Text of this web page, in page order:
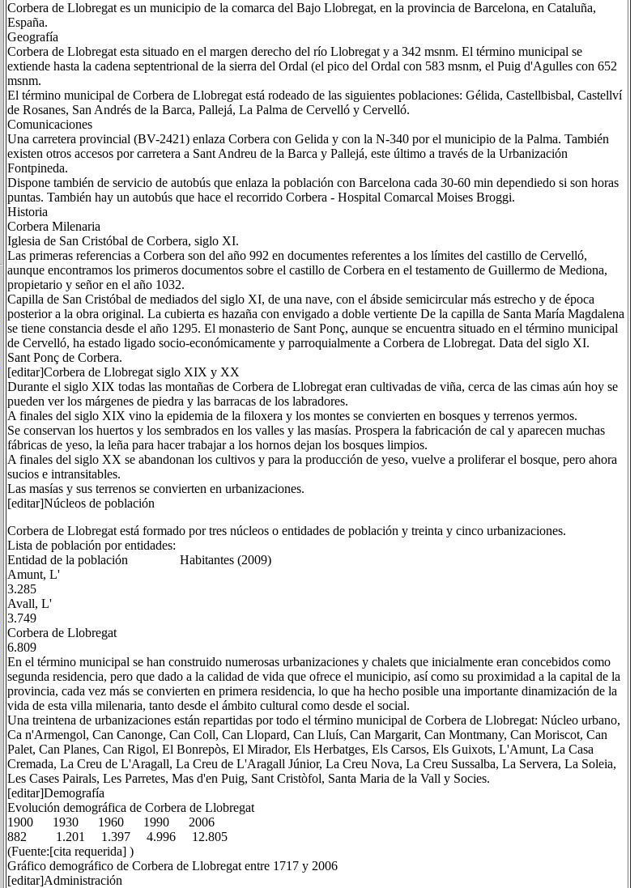
Corbera de Llobregat es un municipio de la comarca del Bajo Llobregat, en la provincia de Barcelona, en Cataluña,
España.
Geografía
Corbera de Llobregat esta situado en el margen derecho del río Llobregat y a 342 msnm. El término municipal se
extiende hasta la cadena septentrional de la sierra del Ordal (el pico del Ordal con 583 msnm, el Puig d'Agulles con 652
msnm.
El término municipal de Corbera de Llobregat está rodeado de las siguientes poblaciones: Gélida, Castellbisbal, Castellví
de Rosanes, San Andrés de la Barca, Pallejá, La Palma de Cervelló y Cervelló.
Comunicaciones
Una carretera provincial (BV-2421) enlaza Corbera con Gelida y con la N-340 por el municipio de la Palma. También
existen otros accesos por carretera a Sant Andreu de la Barca y Pallejá, este último a través de la Urbanización
Fontpineda.
Dispone también de servicio de autobús que enlaza la población con Barcelona cada 30-60 min dependiedo si son horas
puntas. También hay un autobús que hace el recorrido Corbera - Hospital Comarcal Moises Broggi.
Historia
Corbera Milenaria
Iglesia de San Cristóbal de Corbera, siglo XI.
Las primeras referencias a Corbera son del año 992 en documentes referentes a los límites del castillo de Cervelló,
aunque encontramos los primeros documentos sobre el castillo de Corbera en el testamento de Guillermo de Mediona,
propietario y señor en el año 1032.
Capilla de San Cristóbal de mediados del siglo XI, de una nave, con el ábside semicircular más estrecho y de época
posterior a la obra original. La cubierta es hazaña con envigado a doble vertiente De la capilla de Santa María Magdalena
se tiene constancia desde el año 1295. El monasterio de Sant Ponç, aunque se encuentra situado en el término municipal
de Cervelló, ha estado ligado socio-económicamente y parroquialmente a Corbera de Llobregat. Data del siglo XI.
Sant Ponç de Corbera.
[editar]Corbera de Llobregat siglo XIX y XX
Durante el siglo XIX todas las montañas de Corbera de Llobregat eran cultivadas de viña, cerca de las cimas aún hoy se
pueden ver los márgenes de piedra y las barracas de los labradores.
A finales del siglo XIX vino la epidemia de la filoxera y los montes se convierten en bosques y terrenos yermos.
Se conservan los huertos y los sembrados en los valles y las masías. Prospera la fabricación de cal y aparecen muchas
fábricas de yeso, la leña para hacer trabajar a los hornos dejan los bosques limpios.
A finales del siglo XX se abandonan los cultivos y para la producción de yeso, vuelve a proliferar el bosque, pero ahora
sucios e intransitables.
Las masías y sus terrenos se convierten en urbanizaciones.
[editar]Núcleos de población
Corbera de Llobregat está formado por tres núcleos o entidades de población y treinta y cinco urbanizaciones.
Lista de población por entidades:
Entidad de la población Habitantes (2009)
Amunt, L'
3.285
Avall, L'
3.749
Corbera de Llobregat
6.809
En el término municipal se han construido numerosas urbanizaciones y chalets que inicialmente eran concebidos como
segunda residencia, pero que dado a la calidad de vida que ofrece el municipio, así como su proximidad a la capital de la
provincia, cada vez más se convierten en primera residencia, lo que ha hecho posible una importante dinamización de la
vida de esta villa milenaria, tanto desde el ámbito cultural como desde el social.
Una treintena de urbanizaciones están repartidas por todo el término municipal de Corbera de Llobregat: Núcleo urbano,
Ca n'Armengol, Can Canonge, Can Coll, Can Llopard, Can Lluís, Can Margarit, Can Montmany, Can Moriscot, Can
Palet, Can Planes, Can Rigol, El Bonrepòs, El Mirador, Els Herbatges, Els Carsos, Els Guixots, L'Amunt, La Casa
Cremada, La Creu de L'Aragall, La Creu de L'Aragall Júnior, La Creu Nova, La Creu Sussalba, La Servera, La Soleia,
Les Cases Pairals, Les Parretes, Mas d'en Puig, Sant Cristòfol, Santa Maria de la Vall y Socies.
[editar]Demografía
Evolución demográfica de Corbera de Llobregat
1900 1930 1960 1990 2006
882 1.201 1.397 4.996 12.805
(Fuente:[cita requerida] )
Gráfico demográfico de Corbera de Llobregat entre 1717 y 2006
[editar]Administración